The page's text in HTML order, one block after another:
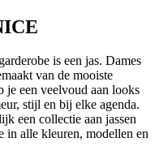
is een jas. Dames
van de mooiste
je een veelvoud aan looks
stijl en bij elke agenda.
een collectie aan jassen
in alle kleuren, modellen en